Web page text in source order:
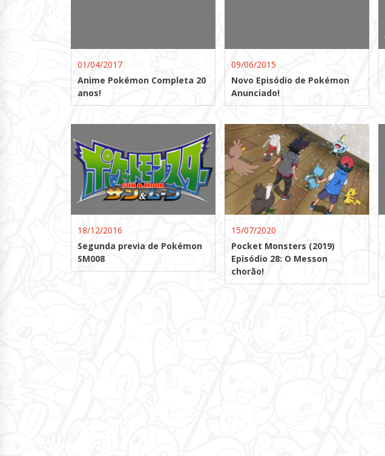
01/04/2017
Anime Pokémon Completa 20
anos!
09/06/2015
Novo Episódio de Pokémon
Anunciado!
18/12/2016
Segunda previa de Pokémon
SM008
15/07/2020
Pocket Monsters (2019)
Episódio 28: O Messon
chorão!